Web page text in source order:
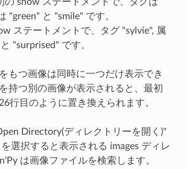
"green" と "smile" です。
ステートメントで、タグ "sylvie", 属
"surprised" です。
もつ画像は同時に一つだけ表示でき
持つ別の画像が表示されると、最初
行目のように置き換えられます。
Directory(ディレクトリーを開く)"
選択すると表示される images ディレ
は画像ファイルを検索します。